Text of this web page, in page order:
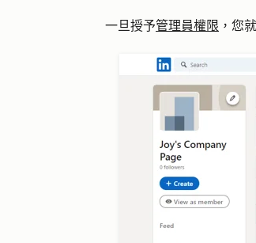
一旦授予管理員權限 ，您